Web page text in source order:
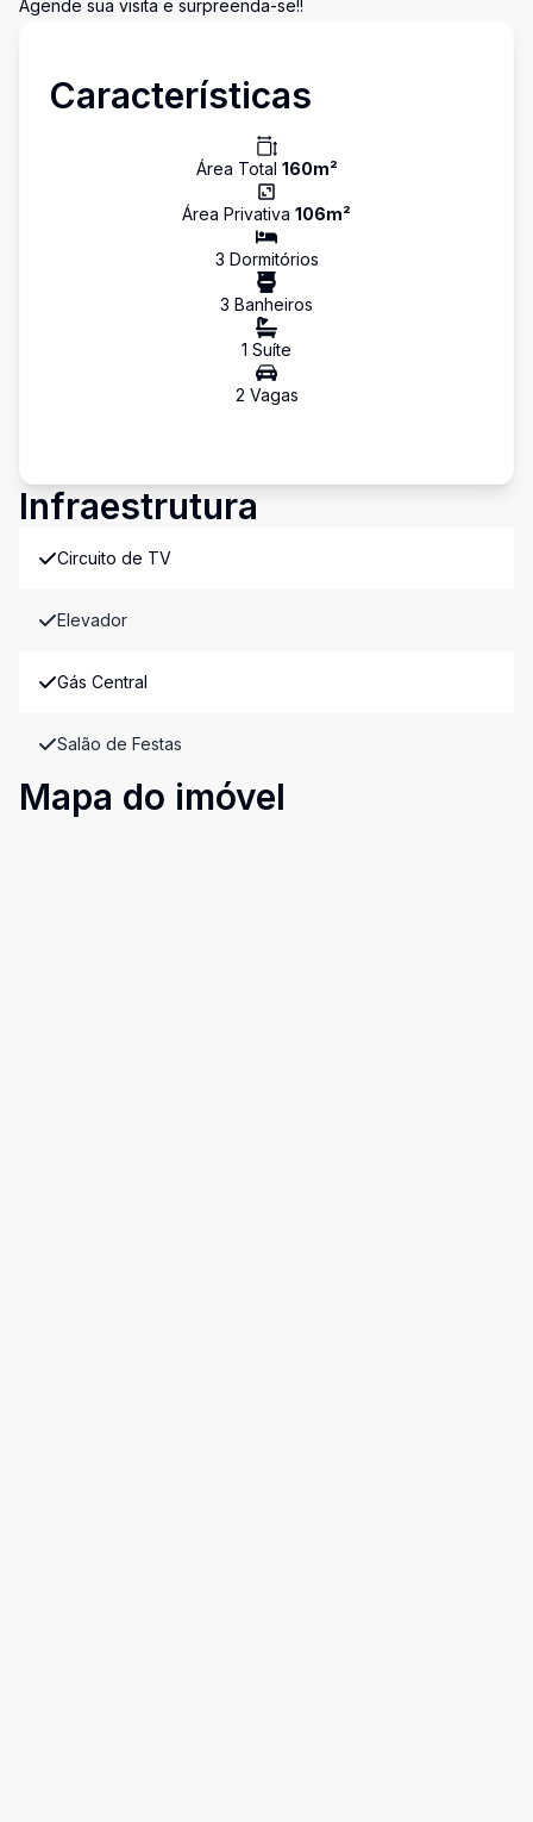
Agende sua visita e surpreenda-se!!
Características
Área Total 160m²
Área Privativa 106m²
3 Dormitórios
3 Banheiros
1 Suíte
2 Vagas
Infraestrutura
Circuito de TV
Elevador
Gás Central
Salão de Festas
Mapa do imóvel